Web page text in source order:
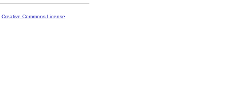
Creative Commons License